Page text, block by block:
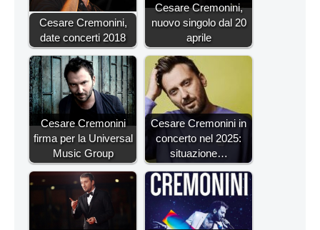
Cesare Cremonini,
date concerti 2018
Cesare Cremonini,
nuovo singolo dal 20
aprile
Cesare Cremonini
firma per la Universal
Music Group
Cesare Cremonini in
concerto nel 2025:
situazione…